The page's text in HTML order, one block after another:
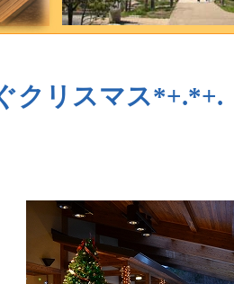
クリスマス*+.*+.